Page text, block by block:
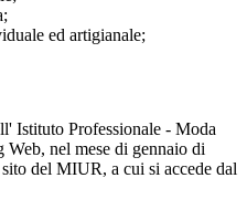
ed artigianale;
Istituto Professionale - Moda
nel mese di gennaio di
del MIUR, a cui si accede dal